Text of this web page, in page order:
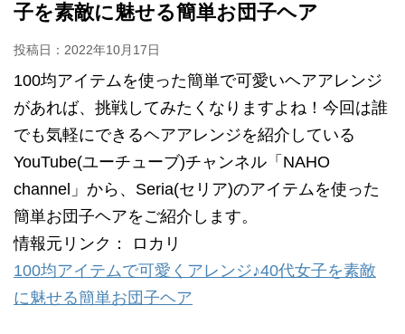
子を素敵に魅せる簡単お団子ヘア
投稿日： 2022年10月17日
100均アイテムを使った簡単で可愛いヘアアレンジ
があれば、挑戦してみたくなりますよね！今回は誰
でも気軽にできるヘアアレンジを紹介している
YouTube(ユーチューブ)チャンネル「NAHO
channel」から、Seria(セリア)のアイテムを使った
簡単お団子ヘアをご紹介します。
情報元リンク： ロカリ
100均アイテムで可愛くアレンジ♪40代女子を素敵
に魅せる簡単お団子ヘア